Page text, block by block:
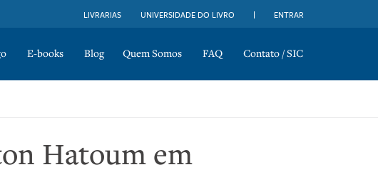
LIVRARIAS UNIVERSIDADE DO LIVRO ENTRAR
E-books Blog Quem Somos FAQ Contato / SIC
Hatoum em